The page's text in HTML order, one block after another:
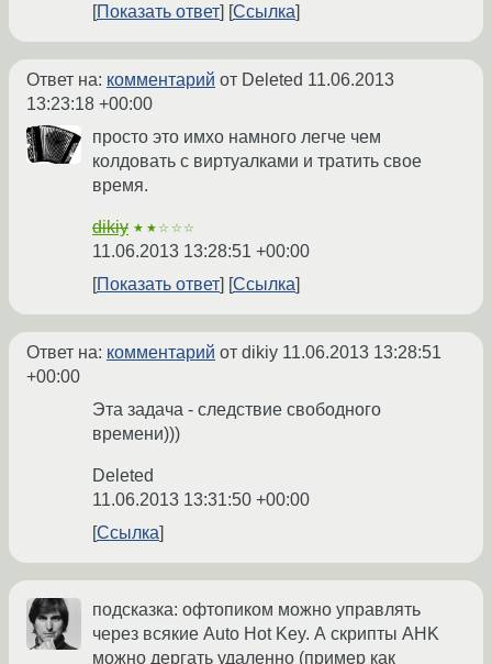
Показать ответ
Ссылка
Ответ на: комментарий от Deleted 11.06.2013
13:23:18 +00:00
просто это имхо намного легче чем
колдовать с виртуалками и тратить свое
время.
dikiy ★★☆☆☆
11.06.2013 13:28:51 +00:00
Показать ответ
Ссылка
Ответ на: комментарий от dikiy 11.06.2013 13:28:51
+00:00
Эта задача - следствие свободного
времени)))
Deleted
11.06.2013 13:31:50 +00:00
Ссылка
подсказка: офтопиком можно управлять
через всякие Auto Hot Key. А скрипты AHK
можно дергать удаленно (пример как